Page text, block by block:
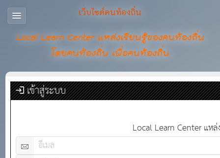
เว็บไซต์คนท้องถิ่น
Local Learn Center แหล่งเรียนรู้ของคนท้องถิ่น
โดยคนท้องถิ่น เพื่อคนท้องถิ่น
เข้าสู่ระบบ
Local Learn Center แห